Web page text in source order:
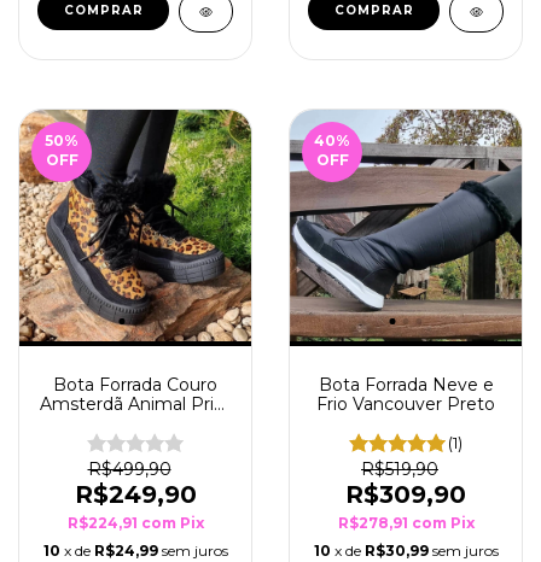
COMPRAR COMPRAR
50%
OFF
Bota Forrada Couro
Amsterdã Animal Print
R$499,90
R$249,90
R$224,91 com Pix
10 x de R$24,99 sem juros
40%
OFF
Bota Forrada Neve e
Frio Vancouver Preto
(1)
R$519,90
R$309,90
R$278,91 com Pix
10 x de R$30,99 sem juros